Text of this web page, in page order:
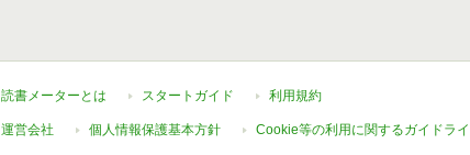
読書メーターとは スタートガイド 利用規約
運営会社 個人情報保護基本方針 Cookie等の利用に関するガイドラ